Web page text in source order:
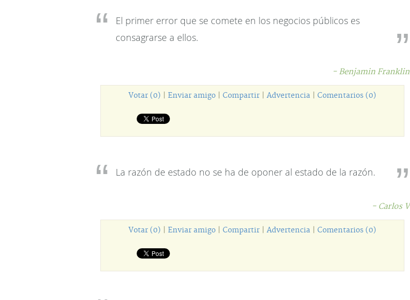
El primer error que se comete en los negocios públicos es
consagrarse a ellos.
- Benjamin Franklin
Votar (0) Enviar amigo Compartir Advertencia Comentarios (0)
La razón de estado no se ha de oponer al estado de la razón.
- Carlos V
Votar (0) Enviar amigo Compartir Advertencia Comentarios (0)